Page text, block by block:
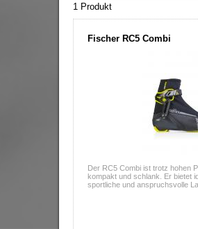
1 Produkt
Fischer RC5 Combi
Der RC5 Combi ist trotz hohen
kompakt und schlank. Er bietet
sportliche und anspruchsvolle